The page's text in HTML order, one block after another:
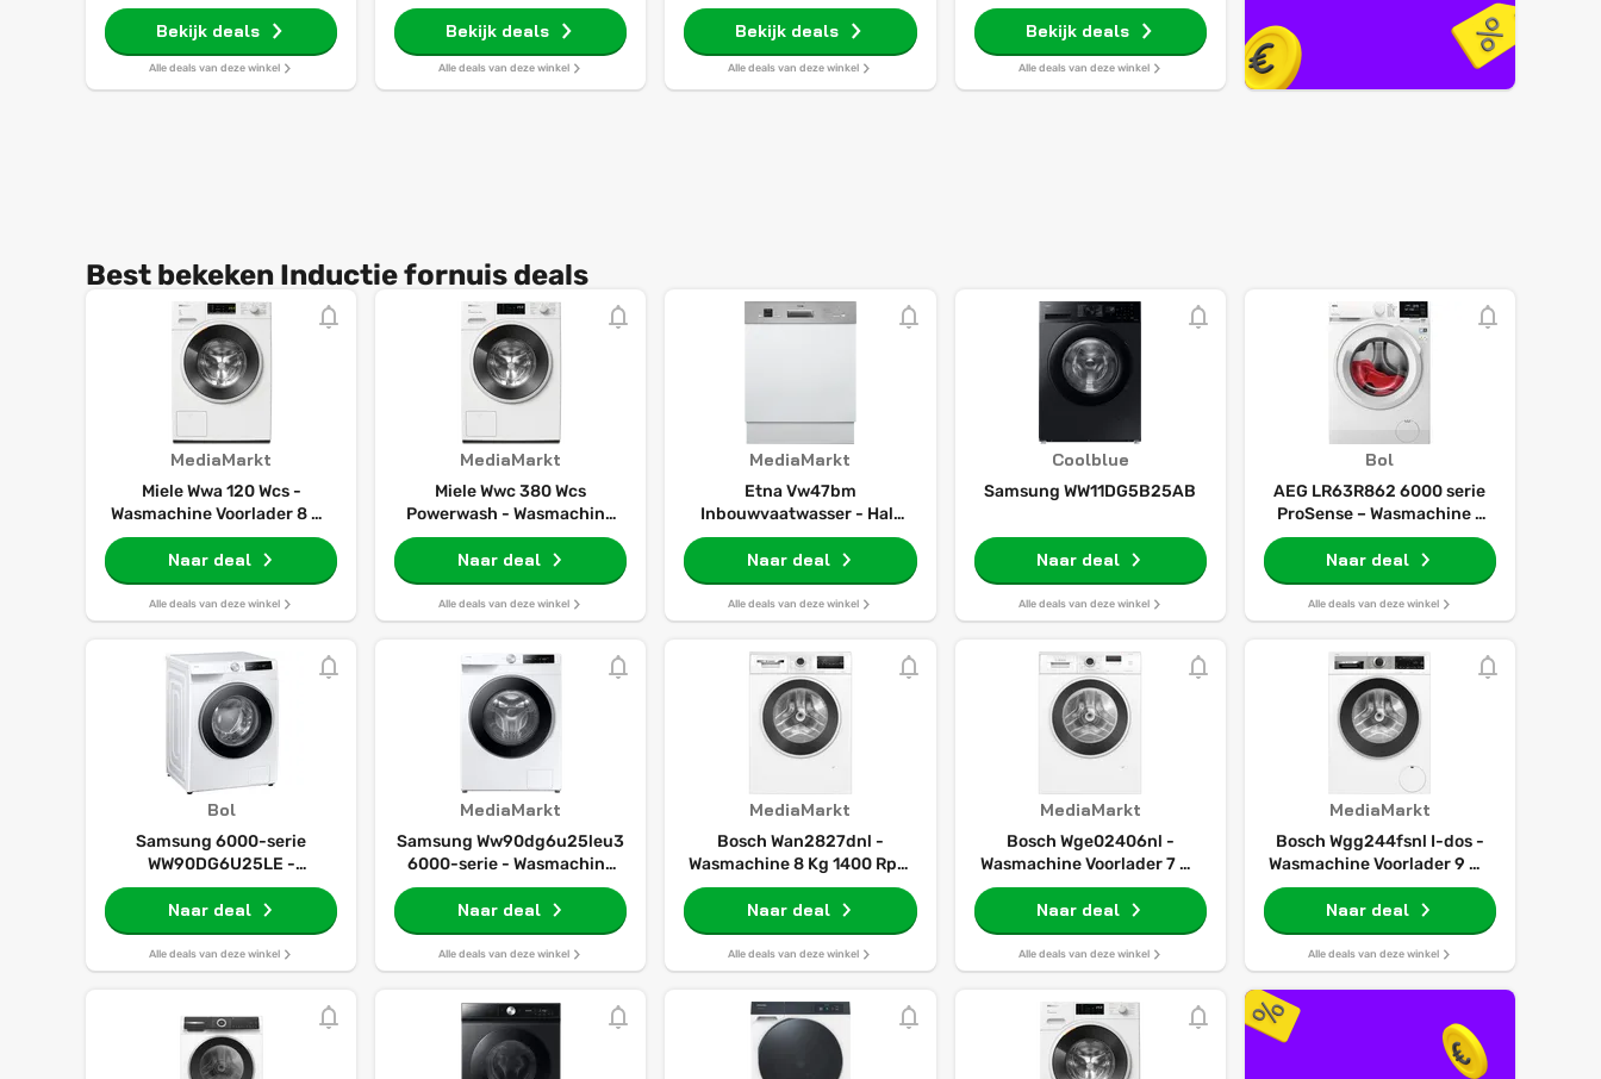
Bekijk deals
Alle deals van deze winkel
Bekijk deals
Alle deals van deze winkel
Bekijk deals
Alle deals van deze winkel
Bekijk deals
Alle deals van deze winkel
Best bekeken Inductie fornuis deals
MediaMarkt
Miele Wwa 120 Wcs -
Wasmachine Voorlader 8 Kg
1400 Rpm 72 Db
Naar deal
Alle deals van deze winkel
MediaMarkt
Miele Wwc 380 Wcs
Powerwash - Wasmachine
Voorlader 8 Kg 1600 Rpm 73
Db
Naar deal
Alle deals van deze winkel
MediaMarkt
Etna Vw47bm
Inbouwvaatwasser - Half
Geïntegreerd 12 Couverts 47
Db(a) Nisbreedte 60 Cm
Naar deal
Alle deals van deze winkel
Coolblue
Samsung WW11DG5B25AB
Naar deal
Alle deals van deze winkel
Bol
AEG LR63R862 6000 serie
ProSense – Wasmachine -
Energielabel A - 1600 toeren
- 8 kg - NL/FR
Naar deal
Alle deals van deze winkel
Bol
Samsung 6000-serie
WW90DG6U25LE -
Wasmachine - Ai energy
mode - Wit - 5 jaar garantie
Naar deal
Alle deals van deze winkel
MediaMarkt
Samsung Ww90dg6u25leu3
6000-serie - Wasmachine
Voorlader 9 Kg 1400 Rpm
Naar deal
Alle deals van deze winkel
MediaMarkt
Bosch Wan2827dnl -
Wasmachine 8 Kg 1400 Rpm
72 Db
Naar deal
Alle deals van deze winkel
MediaMarkt
Bosch Wge02406nl -
Wasmachine Voorlader 7 Kg
1400 Rpm 72 Db
Naar deal
Alle deals van deze winkel
MediaMarkt
Bosch Wgg244fsnl I-dos -
Wasmachine Voorlader 9 Kg
1400 Rpm 70 Db
Automatisch Doseren
Naar deal
Alle deals van deze winkel